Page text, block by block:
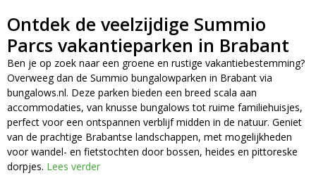
Ontdek de veelzijdige Summio
Parcs vakantieparken in Brabant
Ben je op zoek naar een groene en rustige vakantiebestemming?
Overweeg dan de Summio bungalowparken in Brabant via
bungalows.nl. Deze parken bieden een breed scala aan
accommodaties, van knusse bungalows tot ruime familiehuisjes,
perfect voor een ontspannen verblijf midden in de natuur. Geniet
van de prachtige Brabantse landschappen, met mogelijkheden
voor wandel- en fietstochten door bossen, heides en pittoreske
dorpjes. Lees verder